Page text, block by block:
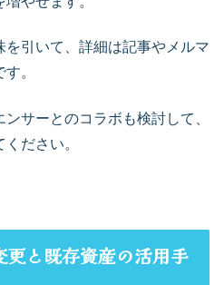
引いて、詳細は記事やメルマ
。
サーとのコラボも検討して、
ださい。
更と既存資産の活用手